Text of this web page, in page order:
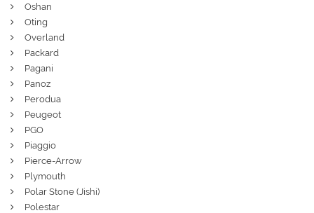
Oshan
Oting
Overland
Packard
Pagani
Panoz
Perodua
Peugeot
PGO
Piaggio
Pierce-Arrow
Plymouth
Polar Stone (Jishi)
Polestar